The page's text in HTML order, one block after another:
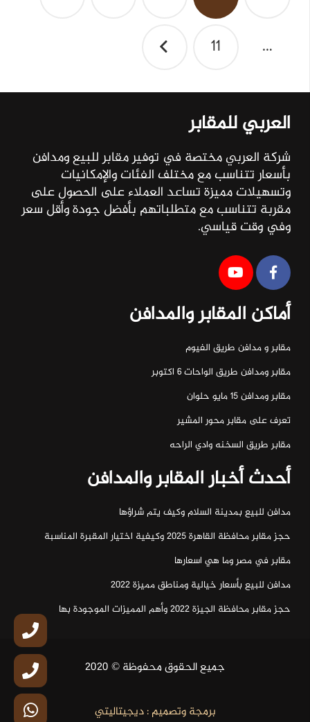
…
11
العربي للمقابر
شركة العربي مختصة في توفير مقابر للبيع ومدافن
بأسعار تتناسب مع مختلف الفئات والإمكانيات
وتسهيلات مميزة تساعد العملاء على الحصول على
مقربة تتناسب مع متطلباتهم بأفضل جودة وأقل سعر
وفي وقت قياسي.
أماكن المقابر والمدافن
مقابر و مدافن طريق الفيوم
مقابر ومدافن طريق الواحات ٦ اكتوبر
مقابر ومدافن ١٥ مايو حلوان
تعرف على مقابر محور المشير
مقابر طريق السخنه وادي الراحه
أحدث أخبار المقابر والمدافن
مدافن للبيع بمدينة السلام وكيف يتم شراؤها
حجز مقابر محافظة القاهرة 2025 وكيفية اختيار المقبرة المناسبة
مقابر في مصر وما هي اسعارها
مدافن للبيع بأسعار خيالية ومناطق مميزة 2022
حجز مقابر محافظة الجيزة 2022 وأهم المميزات الموجودة بها
جميع الحقوق محفوظة © 2020
برمجة وتصميم : ديجيتاليتي